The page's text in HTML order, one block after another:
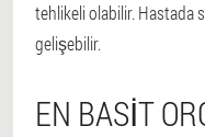
tehlikeli olabilir. Hastada
gelişebilir.
EN BASIT